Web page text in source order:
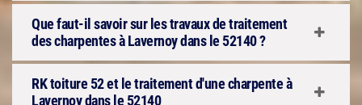
Que faut-il savoir sur les travaux de traitement
des charpentes à Lavernoy dans le 52140 ?
RK toiture 52 et le traitement d'une charpente à
Lavernoy dans le 52140